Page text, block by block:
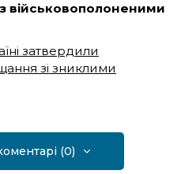
військовополоненими
затвердили
зі зниклими
(0)